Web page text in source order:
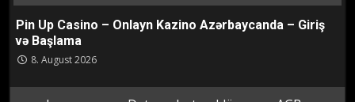
Pin Up Casino – Onlayn Kazino Azərbaycanda – Giriş
və Başlama
8. August 2026